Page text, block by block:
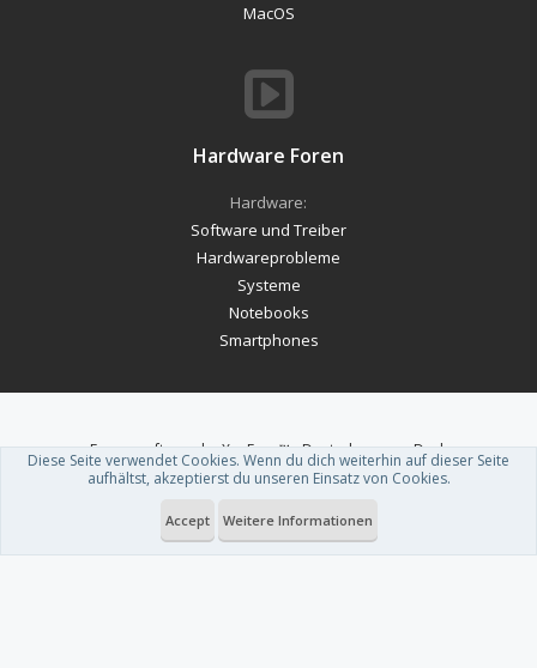
MacOS
Hardware Foren
Hardware:
Software und Treiber
Hardwareprobleme
Systeme
Notebooks
Smartphones
Forum software by XenForo™-Deutsch von xenDach
Theme designed byThemeHouse .
Du betrachtest gerade: WahlSwiper: Wahl-Hilfe startet durch Boykott mit
Diese Seite verwendet Cookies. Wenn du dich weiterhin auf dieser Seite
aufhältst, akzeptierst du unseren Einsatz von Cookies.
Accept Weitere Informationen